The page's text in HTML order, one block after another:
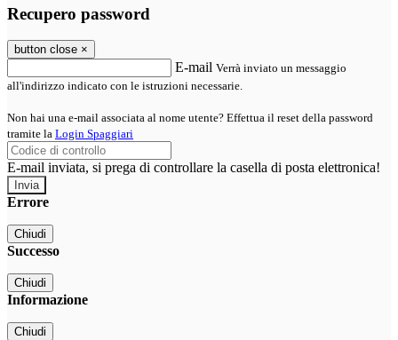
Recupero password
button close ×
E-mail Verrà inviato un messaggio
all'indirizzo indicato con le istruzioni necessarie.
Non hai una e-mail associata al nome utente? Effettua il reset della password
tramite la Login Spaggiari
E-mail inviata, si prega di controllare la casella di posta elettronica!
Errore
Chiudi
Successo
Chiudi
Informazione
Chiudi